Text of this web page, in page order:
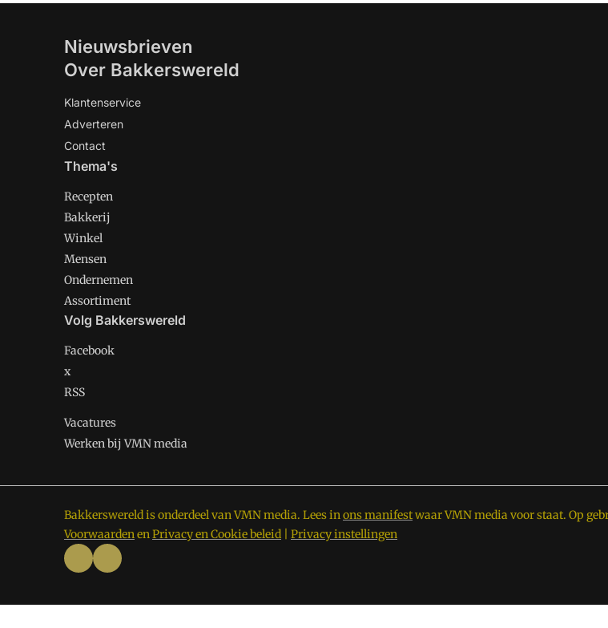
Nieuwsbrieven
Over Bakkerswereld
Klantenservice
Adverteren
Contact
Thema's
Recepten
Bakkerij
Winkel
Mensen
Ondernemen
Assortiment
Volg Bakkerswereld
Facebook
x
RSS
Vacatures
Werken bij VMN media
Bakkerswereld is onderdeel van VMN media. Lees inons manifestwaar VMN media voor staat. Op
VoorwaardenenPrivacy en Cookie beleid Privacy instellingen